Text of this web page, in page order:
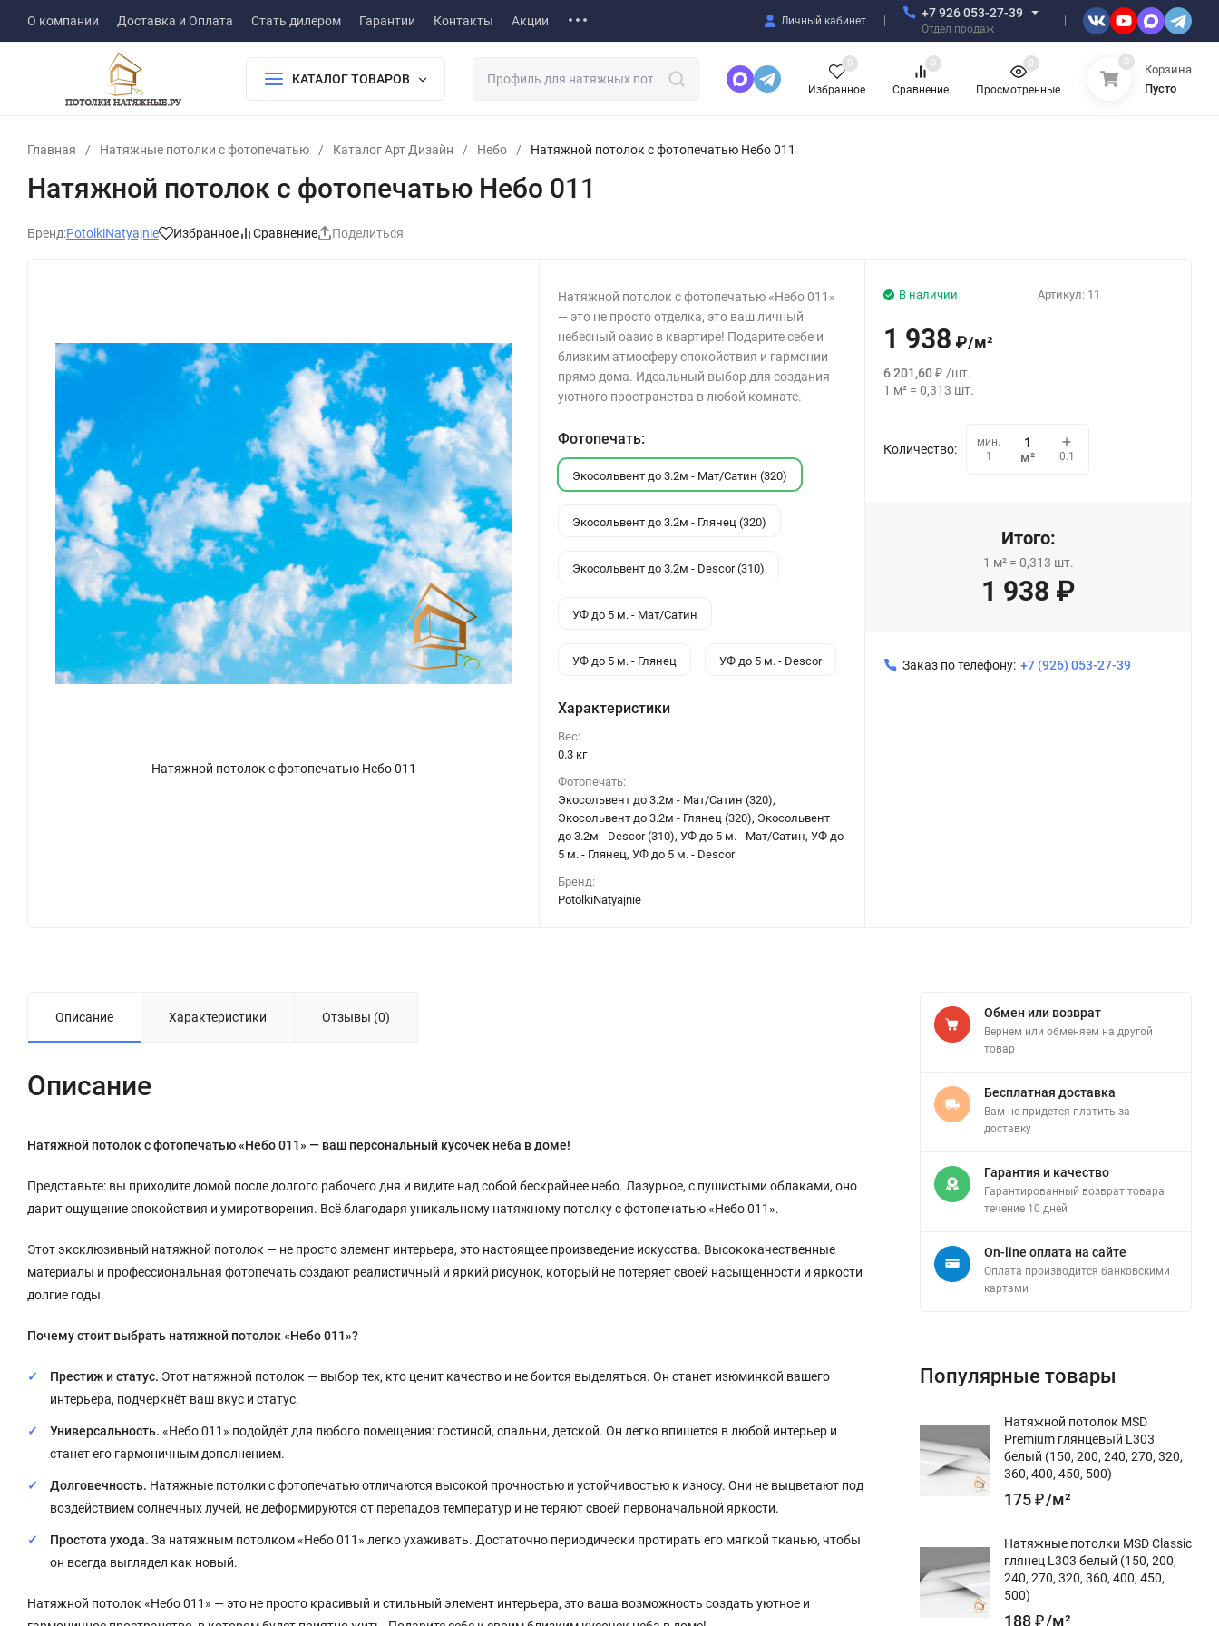
О компании Доставка и Оплата Стать дилером Гарантии Контакты Акции Личный кабинет
+7 926 053-27-39
Отдел продаж
КАТАЛОГ ТОВАРОВ
Избранное
0
Сравнение
0
Просмотренные
0 0
Корзина
Пусто
Главная / Натяжные потолки с фотопечатью / Каталог Арт Дизайн / Небо / Натяжной потолок с фотопечатью Небо 011
Натяжной потолок с фотопечатью Небо 011
Бренд:PotolkiNatyajnie Избранное Сравнение Поделиться
Натяжной потолок с фотопечатью Небо 011
Натяжной потолок с фотопечатью «Небо 011»
— это не просто отделка, это ваш личный
небесный оазис в квартире! Подарите себе и
близким атмосферу спокойствия и гармонии
прямо дома. Идеальный выбор для создания
уютного пространства в любой комнате.
Фотопечать:
Экосольвент до 3.2м - Мат/Сатин (320)
Экосольвент до 3.2м - Глянец (320)
Экосольвент до 3.2м - Descor (310)
УФ до 5 м. - Мат/Сатин
УФ до 5 м. - Глянец УФ до 5 м. - Descor
Характеристики
Вес:
0.3 кг
Фотопечать:
Экосольвент до 3.2м - Мат/Сатин (320),
Экосольвент до 3.2м - Глянец (320), Экосольвент
до 3.2м - Descor (310), УФ до 5 м. - Мат/Сатин, УФ до
5 м. - Глянец, УФ до 5 м. - Descor
Бренд:
PotolkiNatyajnie
Артикул: 11
В наличии
1 938 ₽/м²
6 201,60₽ /шт.
1 м² =0,313 шт.
Количество:
мин.
1
м² 0.1
Итого:
1 м²= 0,313 шт.
1 938 ₽
Заказ по телефону: +7 (926) 053-27-39
Описание Характеристики Отзывы (0)
Описание
Натяжной потолок с фотопечатью «Небо 011» — ваш персональный кусочек неба в доме!
Представьте: вы приходите домой после долгого рабочего дня и видите над собой бескрайнее небо. Лазурное, с пушистыми облаками, оно
дарит ощущение спокойствия и умиротворения. Всё благодаря уникальному натяжному потолку с фотопечатью «Небо 011».
Этот эксклюзивный натяжной потолок — не просто элемент интерьера, это настоящее произведение искусства. Высококачественные
материалы и профессиональная фотопечать создают реалистичный и яркий рисунок, который не потеряет своей насыщенности и яркости
долгие годы.
Почему стоит выбрать натяжной потолок «Небо 011»?
Престиж и статус. Этот натяжной потолок — выбор тех, кто ценит качество и не боится выделяться. Он станет изюминкой вашего
интерьера, подчеркнёт ваш вкус и статус.
Универсальность. «Небо 011» подойдёт для любого помещения: гостиной, спальни, детской. Он легко впишется в любой интерьер и
станет его гармоничным дополнением.
Долговечность. Натяжные потолки с фотопечатью отличаются высокой прочностью и устойчивостью к износу. Они не выцветают под
воздействием солнечных лучей, не деформируются от перепадов температур и не теряют своей первоначальной яркости.
Простота ухода. За натяжным потолком «Небо 011» легко ухаживать. Достаточно периодически протирать его мягкой тканью, чтобы
он всегда выглядел как новый.
Натяжной потолок «Небо 011» — это не просто красивый и стильный элемент интерьера, это ваша возможность создать уютное и
Обмен или возврат
Вернем или обменяем на другой
товар
Бесплатная доставка
Вам не придется платить за
доставку
Гарантия и качество
Гарантированный возврат товара
течение 10 дней
On-line оплата на сайте
Оплата производится банковскими
картами
Популярные товары
Натяжной потолок MSD
Premium глянцевый L303
белый (150, 200, 240, 270, 320,
360, 400, 450, 500)
175₽/м²
Натяжные потолки MSD Classic
глянец L303 белый (150, 200,
240, 270, 320, 360, 400, 450,
500)
188₽/м²